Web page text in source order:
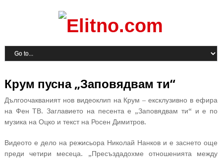
Крум пусна „Заповядвам ти“
Дългоочакваният нов видеоклип на Крум – ексклузивно в ефира
на Фен ТВ. Заглавието на песента е „Заповядвам ти“ и е по
музика на Оцко и текст на Росен Димитров.
Видеото е дело на режисьора Николай Нанков и е заснето още
преди четири месеца. „Пресъздадохме отношенията между